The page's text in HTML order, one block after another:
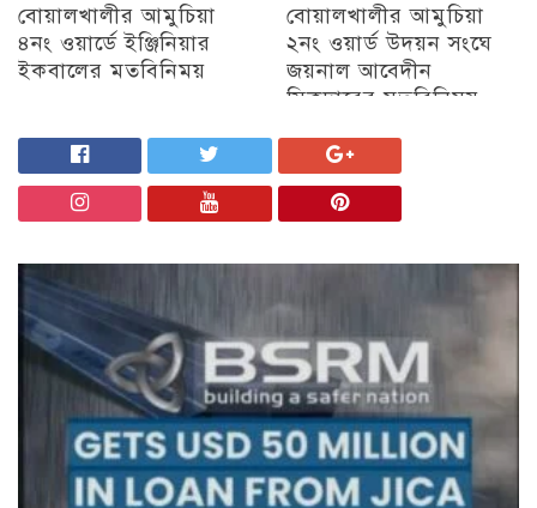
বোয়ালখালীর আমুচিয়া
৪নং ওয়ার্ডে ইঞ্জিনিয়ার
ইকবালের মতবিনিময়
বোয়ালখালীর আমুচিয়া
২নং ওয়ার্ড উদয়ন সংঘে
জয়নাল আবেদীন
সিকদারের মতবিনিময়
অন্যান্য